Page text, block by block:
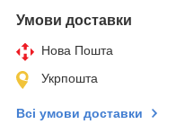
Умови доставки
Нова Пошта
Укрпошта
Всі умови доставки